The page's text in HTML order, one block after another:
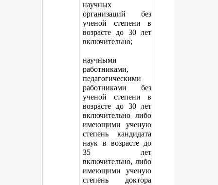
научных
организаций без
ученой степени в
возрасте до 30 лет
включительно;
научными
работниками,
педагогическими
работниками без
ученой степени в
возрасте до 30 лет
включительно либо
имеющими ученую
степень кандидата
наук в возрасте до
35 лет
включительно, либо
имеющими ученую
степень доктора